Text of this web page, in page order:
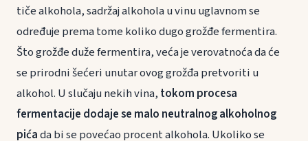
tiče alkohola, sadržaj alkohola u vinu uglavnom se
određuje prema tome koliko dugo grožđe fermentira.
Što grožđe duže fermentira, veća je verovatnoća da će
se prirodni šećeri unutar ovog grožđa pretvoriti u
alkohol. U slučaju nekih vina, tokom procesa
fermentacije dodaje se malo neutralnog alkoholnog
pićada bi se povećao procent alkohola. Ukoliko se